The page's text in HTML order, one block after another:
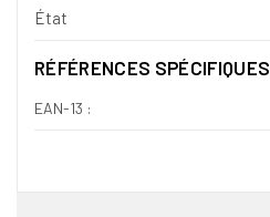
État
RÉFÉRENCES SPÉCIFIQUES
EAN-13 :